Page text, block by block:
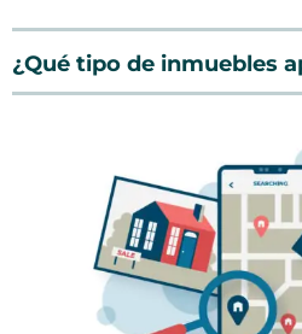
¿Qué tipo de inmuebles